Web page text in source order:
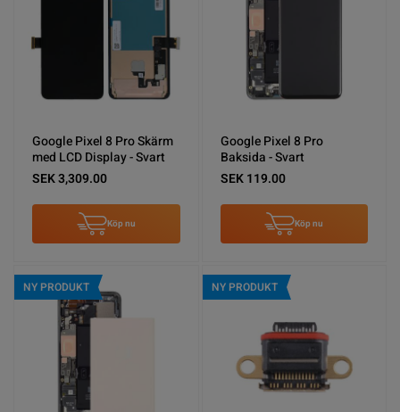
Google Pixel 8 Pro Skärm
med LCD Display - Svart
SEK 3,309.00
Köp nu
Google Pixel 8 Pro
Baksida - Svart
SEK 119.00
Köp nu
NY PRODUKT NY PRODUKT